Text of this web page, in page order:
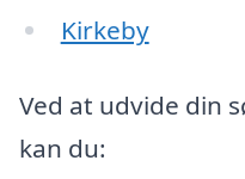
Kirkeby
Ved at udvide din
kan du: